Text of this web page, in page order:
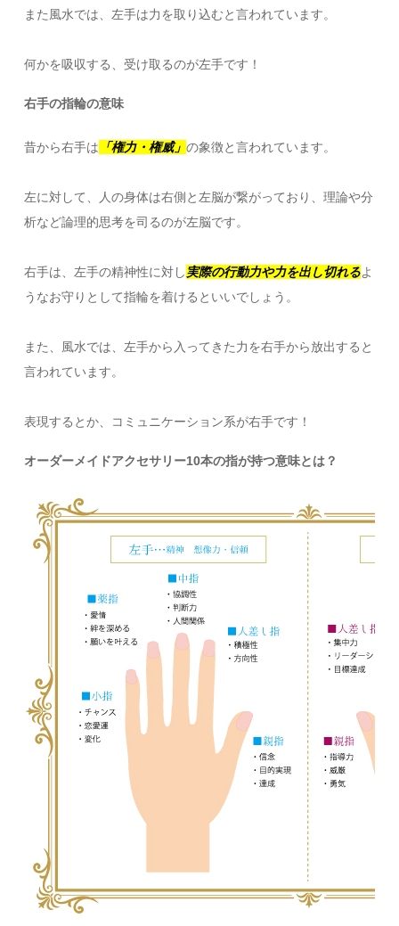
また風水では、左手は力を取り込むと言われています。
何かを吸収する、受け取るのが左手です！
右手の指輪の意味
昔から右手は 「権力・権威」の象徴と言われています。
左に対して、人の身体は右側と左脳が繋がっており、理論や分
析など論理的思考を司るのが左脳です。
右手は、左手の精神性に対し実際の行動力や力を出し切れるよ
うなお守りとして指輪を着けるといいでしょう。
また、風水では、左手から入ってきた力を右手から放出すると
言われています。
表現するとか、コミュニケーション系が右手です！
オーダーメイドアクセサリー10本の指が持つ意味とは？